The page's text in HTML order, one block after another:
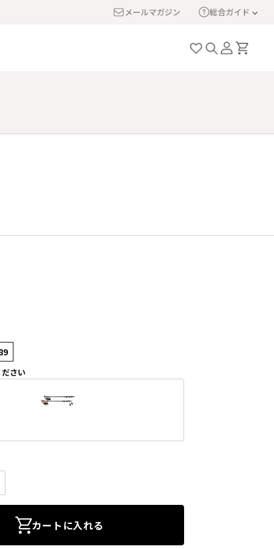
メールマガジン 総合ガイド
さい
カートに入れる